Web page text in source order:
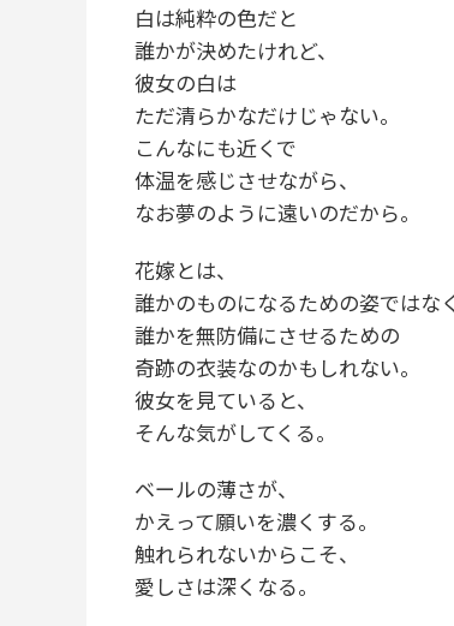
白は純粋の色だと
誰かが決めたけれど、
彼女の白は
ただ清らかなだけじゃない。
こんなにも近くで
体温を感じさせながら、
なお夢のように遠いのだから。
花嫁とは、
誰かのものになるための姿ではなく
誰かを無防備にさせるための
奇跡の衣装なのかもしれない。
彼女を見ていると、
そんな気がしてくる。
ベールの薄さが、
かえって願いを濃くする。
触れられないからこそ、
愛しさは深くなる。